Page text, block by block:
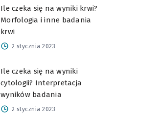
Ile czeka się na wyniki krwi?
Morfologia i inne badania
krwi
2 stycznia 2023
Ile czeka się na wyniki
cytologii? Interpretacja
wyników badania
2 stycznia 2023